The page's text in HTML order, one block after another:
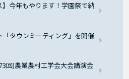
】今年もやります！学園祭で納
タウンミーティング」を開催
回)農業農村工学会大会講演会